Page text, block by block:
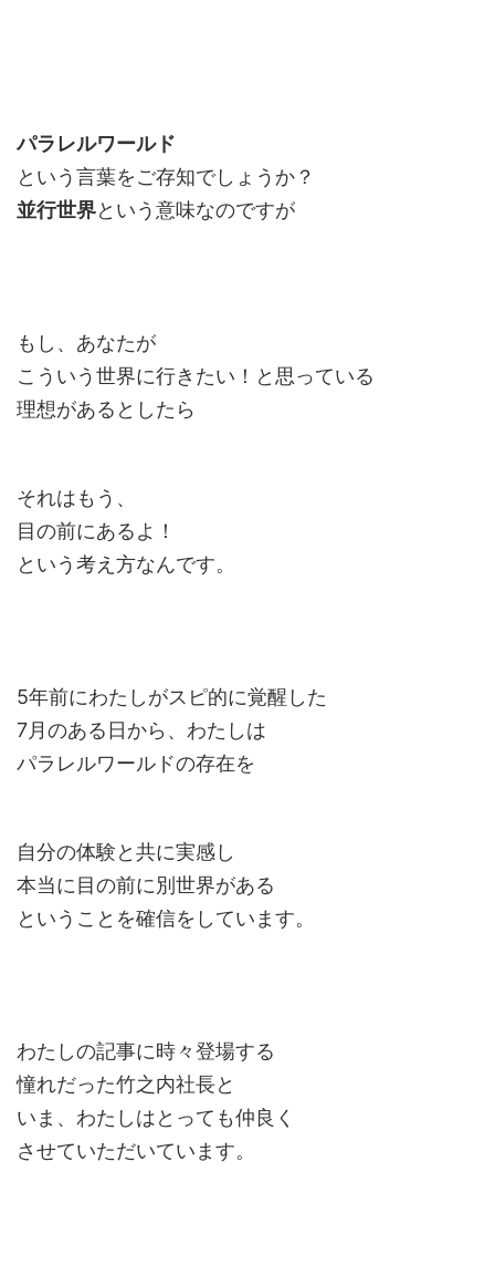
パラレルワールド
という言葉をご存知でしょうか？
並行世界という意味なのですが
もし、あなたが
こういう世界に行きたい！と思っている
理想があるとしたら
それはもう、
目の前にあるよ！
という考え方なんです。
5年前にわたしがスピ的に覚醒した
7月のある日から、わたしは
パラレルワールドの存在を
自分の体験と共に実感し
本当に目の前に別世界がある
ということを確信をしています。
わたしの記事に時々登場する
憧れだった竹之内社長と
いま、わたしはとっても仲良く
させていただいています。